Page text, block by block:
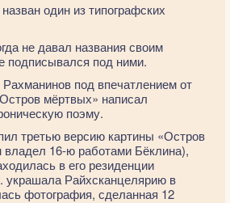
один из типографских
не давал названия своим
подписывался под ними.
Рахманинов под впечатлением от
мёртвых» написал
поэму.
третью версию картины «Остров
владел 16-ю работами Бёклина),
в его резиденции
украшала Райхсканцелярию в
фотография, сделанная 12